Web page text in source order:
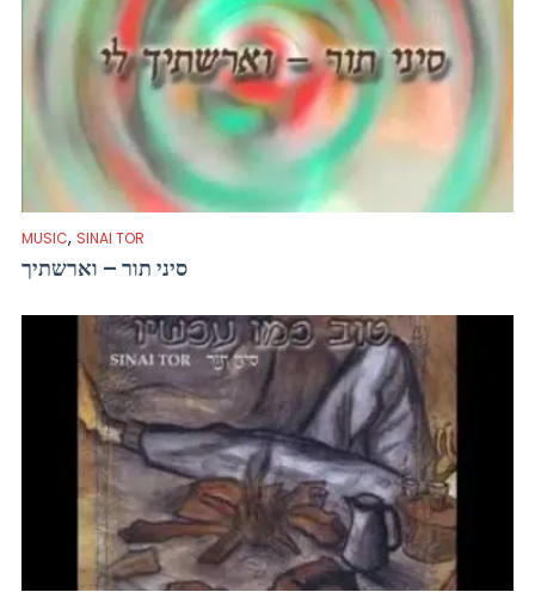
MUSIC, SINAI TOR
סיני תור – וארשתיך